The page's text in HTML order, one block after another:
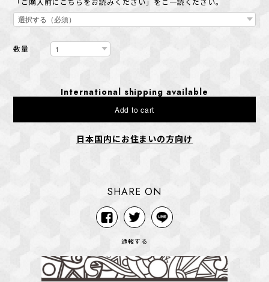
「ご購入前にこちらをお読みください」をご一読ください。
数量
International shipping available
Add to cart
日本国内にお住まいの方向け
SHARE ON
通報する